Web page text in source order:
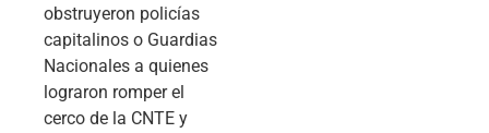
obstruyeron policías
capitalinos o Guardias
Nacionales a quienes
lograron romper el
cerco de la CNTE y